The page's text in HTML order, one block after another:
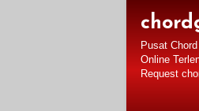
Pusat
Online
Request